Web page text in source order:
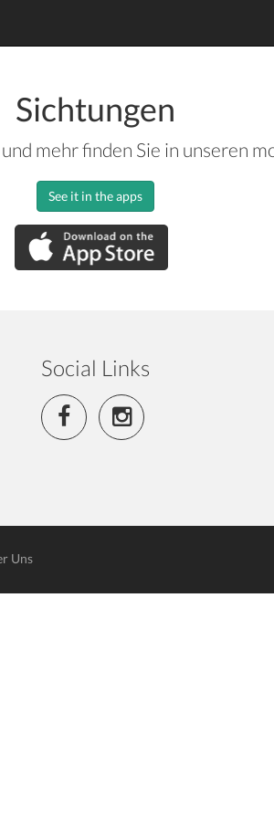
Sichtungen
mehr finden Sie in unseren
See it in the apps
Social Links
Uns